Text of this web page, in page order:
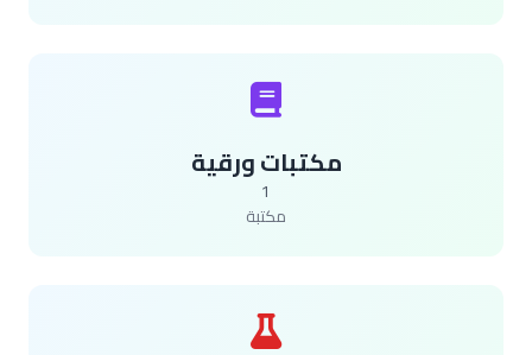
مكتبات ورقية
مكتبة